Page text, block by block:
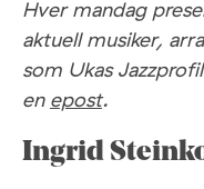
Hver mandag
aktuell musiker,
som Ukas
en epost.
Ingrid